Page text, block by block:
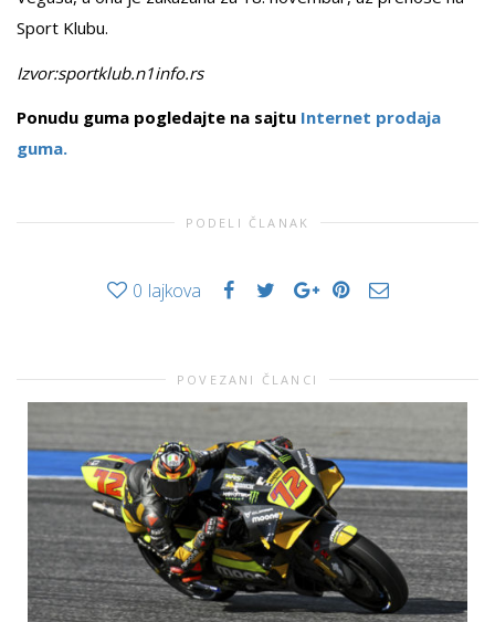
Sport Klubu.
Izvor:sportklub.n1info.rs
Ponudu guma pogledajte na sajtu Internet prodaja
guma.
PODELI ČLANAK
0 lajkova
POVEZANI ČLANCI